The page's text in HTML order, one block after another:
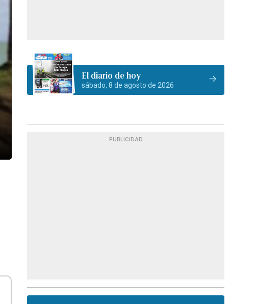
El diario de hoy
sábado, 8 de agosto de 2026
PUBLICIDAD